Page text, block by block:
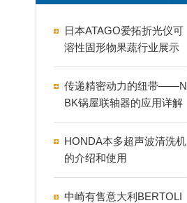
日本ATAGO爱拓折光仪可
溶性固形物果蔬行业展示
标准的检测方法
传递精密动力的纽带——N
BK锅屋联轴器的应用详解
HONDA本多超声波清洗机
的介绍和使用
中崎有售意大利BERTOLI